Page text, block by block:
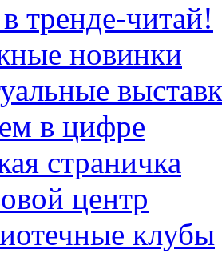
тренде-читай!
новинки
в цифре
страничка
центр
клубы